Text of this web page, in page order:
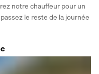
notre chauffeur pour un
le reste de la journée